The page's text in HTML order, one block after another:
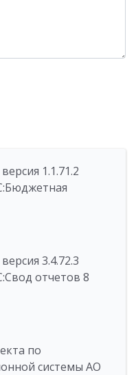
1.1.71.2
3.4.72.3
отчетов 8
по
системы АО